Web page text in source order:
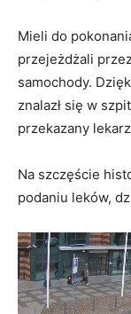
Mieli do
przejeżdżali
samochody.
znalazł się w
przekazany
Na szczęście
podaniu leków,
Odtwarzacz
video